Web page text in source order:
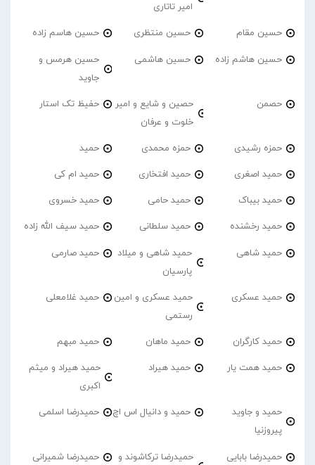
امیر تاتاری
حسین مقام حسین منتظری حسین هاسم زاده
حسین هاشم زاده حسین هاشمی
حسین هرمس و
جاوید
حصمن
حصین و شایع و امیر
خلوت و عرفان
حفیظ تک استار
حمزه رشیدی حمزه محمدی حمید
حمید اصغری حمید افتخاری حمید ام کی
حمید بیباک حمید حامی حمید خسروی
حمید رخشنده حمید سلطانی حمید سیف الله زاده
حمید شاهی
حمید شاهی و میلاد
پارسیان
حمید صارمی
حمید عسکری
حمید عسکری و امین
رستمی
حمید غلامعلی
حمید کارگران حمید ماهان حمید مبهم
حمید همت یار حمید هیراد
حمید هیراد و میثم
اکبری
حمید و جاوید
پیروزنیا
حمید و دانیال اس اچ حمیدرضا اسلمی
حمیدرضا بابایی حمیدرضا ترکاشوند و حمیدرضا شمیرانی